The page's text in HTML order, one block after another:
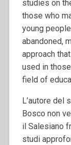
studies on
those who
young
abandoned,
approach
used in
field of
L’autore del
Bosco non
il Salesiano
studi